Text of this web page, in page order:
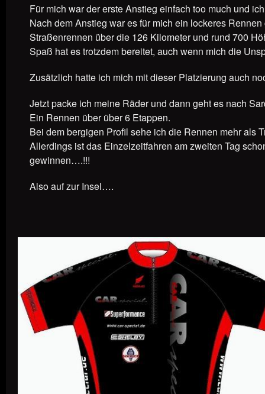
Für mich war der erste Anstieg einfach too much und
Nach dem Anstieg war es für mich ein lockeres
Straßenrennen über die 126 Kilometer und rund 700
Spaß hat es trotzdem bereitet, auch wenn mich die
Zusätzlich hatte ich mich mit dieser Platzierung auch
Jetzt packe ich meine Räder und dann geht es nach
Ein Rennen über über 6 Etappen.
Bei dem bergigen Profil sehe ich die Rennen mehr als
Allerdings ist das Einzelzeitfahren am zweiten Tag
gewinnen….!!!
Also auf zur Insel….